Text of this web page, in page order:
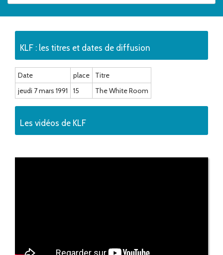
KLF : les titres et dates de diffusion
Date place
Titre
jeudi 7 mars 1991
15 The White Room
Les vidéos de KLF